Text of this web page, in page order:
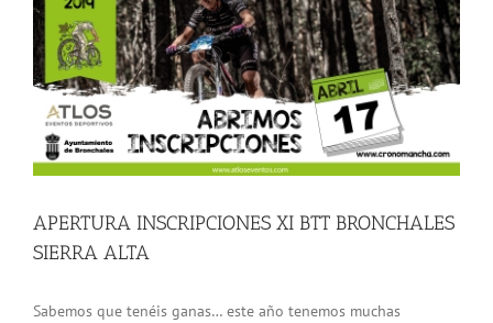
más
grande
APERTURA INSCRIPCIONES XI BTT BRONCHALES
SIERRA ALTA
Sabemos que tenéis ganas… este año tenemos muchas